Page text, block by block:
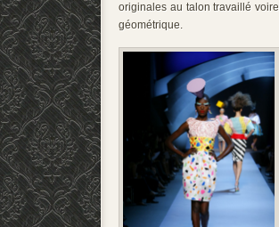
originales au talon travaillé voire
géométrique.